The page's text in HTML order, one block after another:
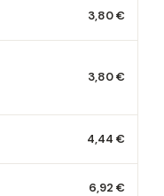
3,80 €
3,80 €
4,44 €
6,92 €